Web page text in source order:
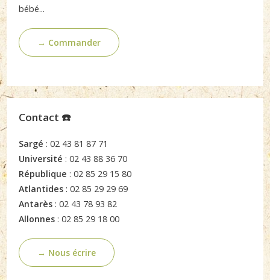
bébé...
→ Commander
Contact ☎️
Sargé : 02 43 81 87 71
Université : 02 43 88 36 70
République : 02 85 29 15 80
Atlantides : 02 85 29 29 69
Antarès : 02 43 78 93 82
Allonnes : 02 85 29 18 00
→ Nous écrire